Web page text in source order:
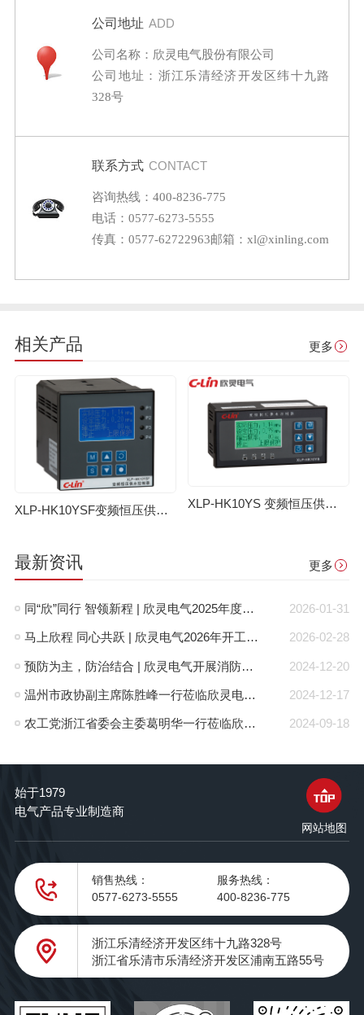
公司地址 ADD
公司名称：欣灵电气股份有限公司
公司地址：浙江乐清经济开发区纬十九路
328号
联系方式 CONTACT
咨询热线：400-8236-775
电话：0577-6273-5555
传真：0577-62722963邮箱：xl@xinling.com
相关产品 更多
XLP-HK10YSF变频恒压供水控制器 XLP-HK10YS 变频恒压供水控制器
最新资讯 更多
2026-01-31
同“欣”同行 智领新程 | 欣灵电气2025年度表彰总结大会暨新年酒会成功举办！
2026-02-28
马上欣程 同心共跃 | 欣灵电气2026年开工大吉！
2024-12-20
预防为主，防治结合 | 欣灵电气开展消防应急预案演练活动
2024-12-17
温州市政协副主席陈胜峰一行莅临欣灵电气调研指导
2024-09-18
农工党浙江省委会主委葛明华一行莅临欣灵电气考察调研
始于1979
电气产品专业制造商
网站地图
销售热线：
0577-6273-5555
服务热线：
400-8236-775
浙江乐清经济开发区纬十九路328号
浙江省乐清市乐清经济开发区浦南五路55号